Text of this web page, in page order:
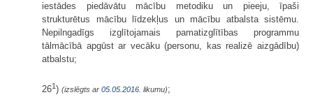
iestādes piedāvātu mācību metodiku un pieeju, īpaši
strukturētus mācību līdzekļus un mācību atbalsta sistēmu.
Nepilngadīgs izglītojamais pamatizglītības programmu
tālmācībā apgūst ar vecāku (personu, kas realizē aizgādību)
atbalstu;
261) (izslēgts ar 05.05.2016 . likumu);